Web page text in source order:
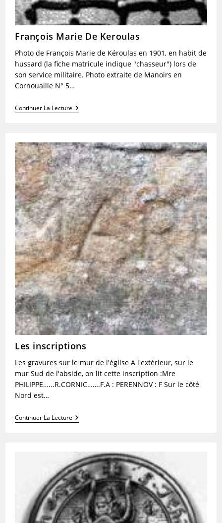
François Marie De Keroulas
Photo de François Marie de Kéroulas en 1901, en habit de
hussard (la fiche matricule indique "chasseur") lors de
son service militaire. Photo extraite de Manoirs en
Cornouaille N° 5…
Continuer La LectureFrançois
Marie
Les inscriptions
Les gravures sur le mur de l'église A l'extérieur, sur le
mur Sud de l'abside, on lit cette inscription :Mre
PHILIPPE…...R.CORNIC…….F.A : PERENNOV : F Sur le côté
Nord est…
Continuer La LectureLes
Inscriptions